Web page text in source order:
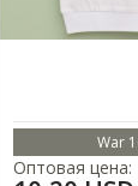
War
Оптовая цена: